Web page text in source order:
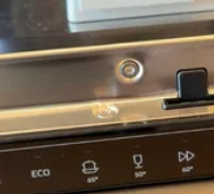
problema che Samsung ha
della lavastov